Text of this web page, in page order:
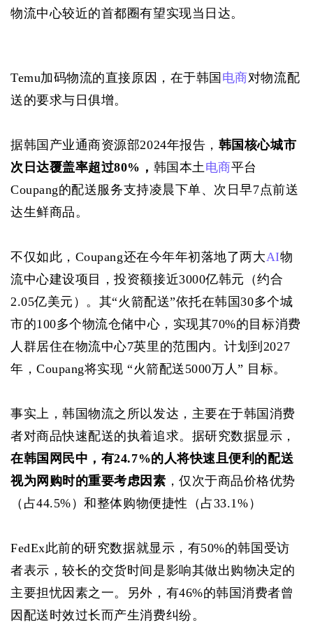
物流中心较近的首都圈有望实现当日达。
Temu加码物流的直接原因，在于韩国 电商对物流配
送的要求与日俱增。
据韩国产业通商资源部2024年报告， 韩国核心城市
次日达覆盖率超过80%， 韩国本土电商平台
Coupang的配送服务支持凌晨下单、次日早7点前送
达生鲜商品。
不仅如此，Coupang还在今年年初落地了两大AI物
流中心建设项目，投资额接近3000亿韩元（约合
2.05亿美元）。其“火箭配送”依托在韩国30多个城
市的100多个物流仓储中心，实现其70%的目标消费
人群居住在物流中心7英里的范围内。计划到2027
年，Coupang将实现 “火箭配送5000万人” 目标。
事实上，韩国物流之所以发达，主要在于韩国消费
者对商品快速配送的执着追求。据研究数据显示，
在韩国网民中，有24.7%的人将快速且便利的配送
视为网购时的重要考虑因素 ，仅次于商品价格优势
（占44.5%）和整体购物便捷性（占33.1%）
FedEx此前的研究数据就显示，有50%的韩国受访
者表示，较长的交货时间是影响其做出购物决定的
主要担忧因素之一。另外，有46%的韩国消费者曾
因配送时效过长而产生消费纠纷。